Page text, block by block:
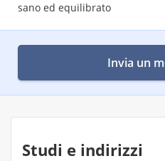
sano ed equilibrato
Invia un
Studi e indirizzi